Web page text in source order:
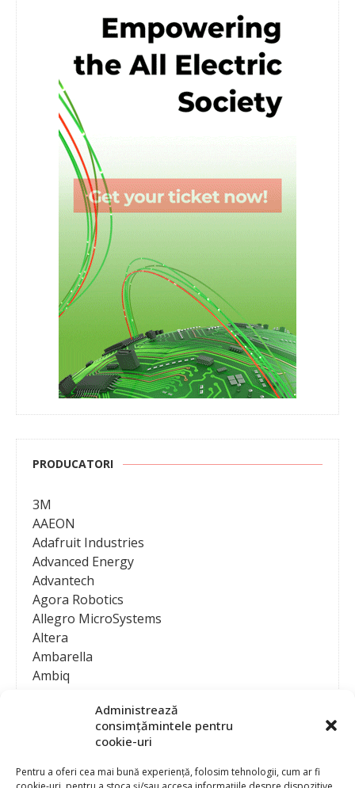
Administrează
consimțămintele pentru
cookie-uri
Pentru a oferi cea mai bună experiență, folosim tehnologii, cum ar fi
PRODUCATORI
3M
AAEON
Adafruit Industries
Advanced Energy
Advantech
Agora Robotics
Allegro MicroSystems
Altera
Ambarella
Ambiq
Analog Devices
Anritsu Corporation
Ansys